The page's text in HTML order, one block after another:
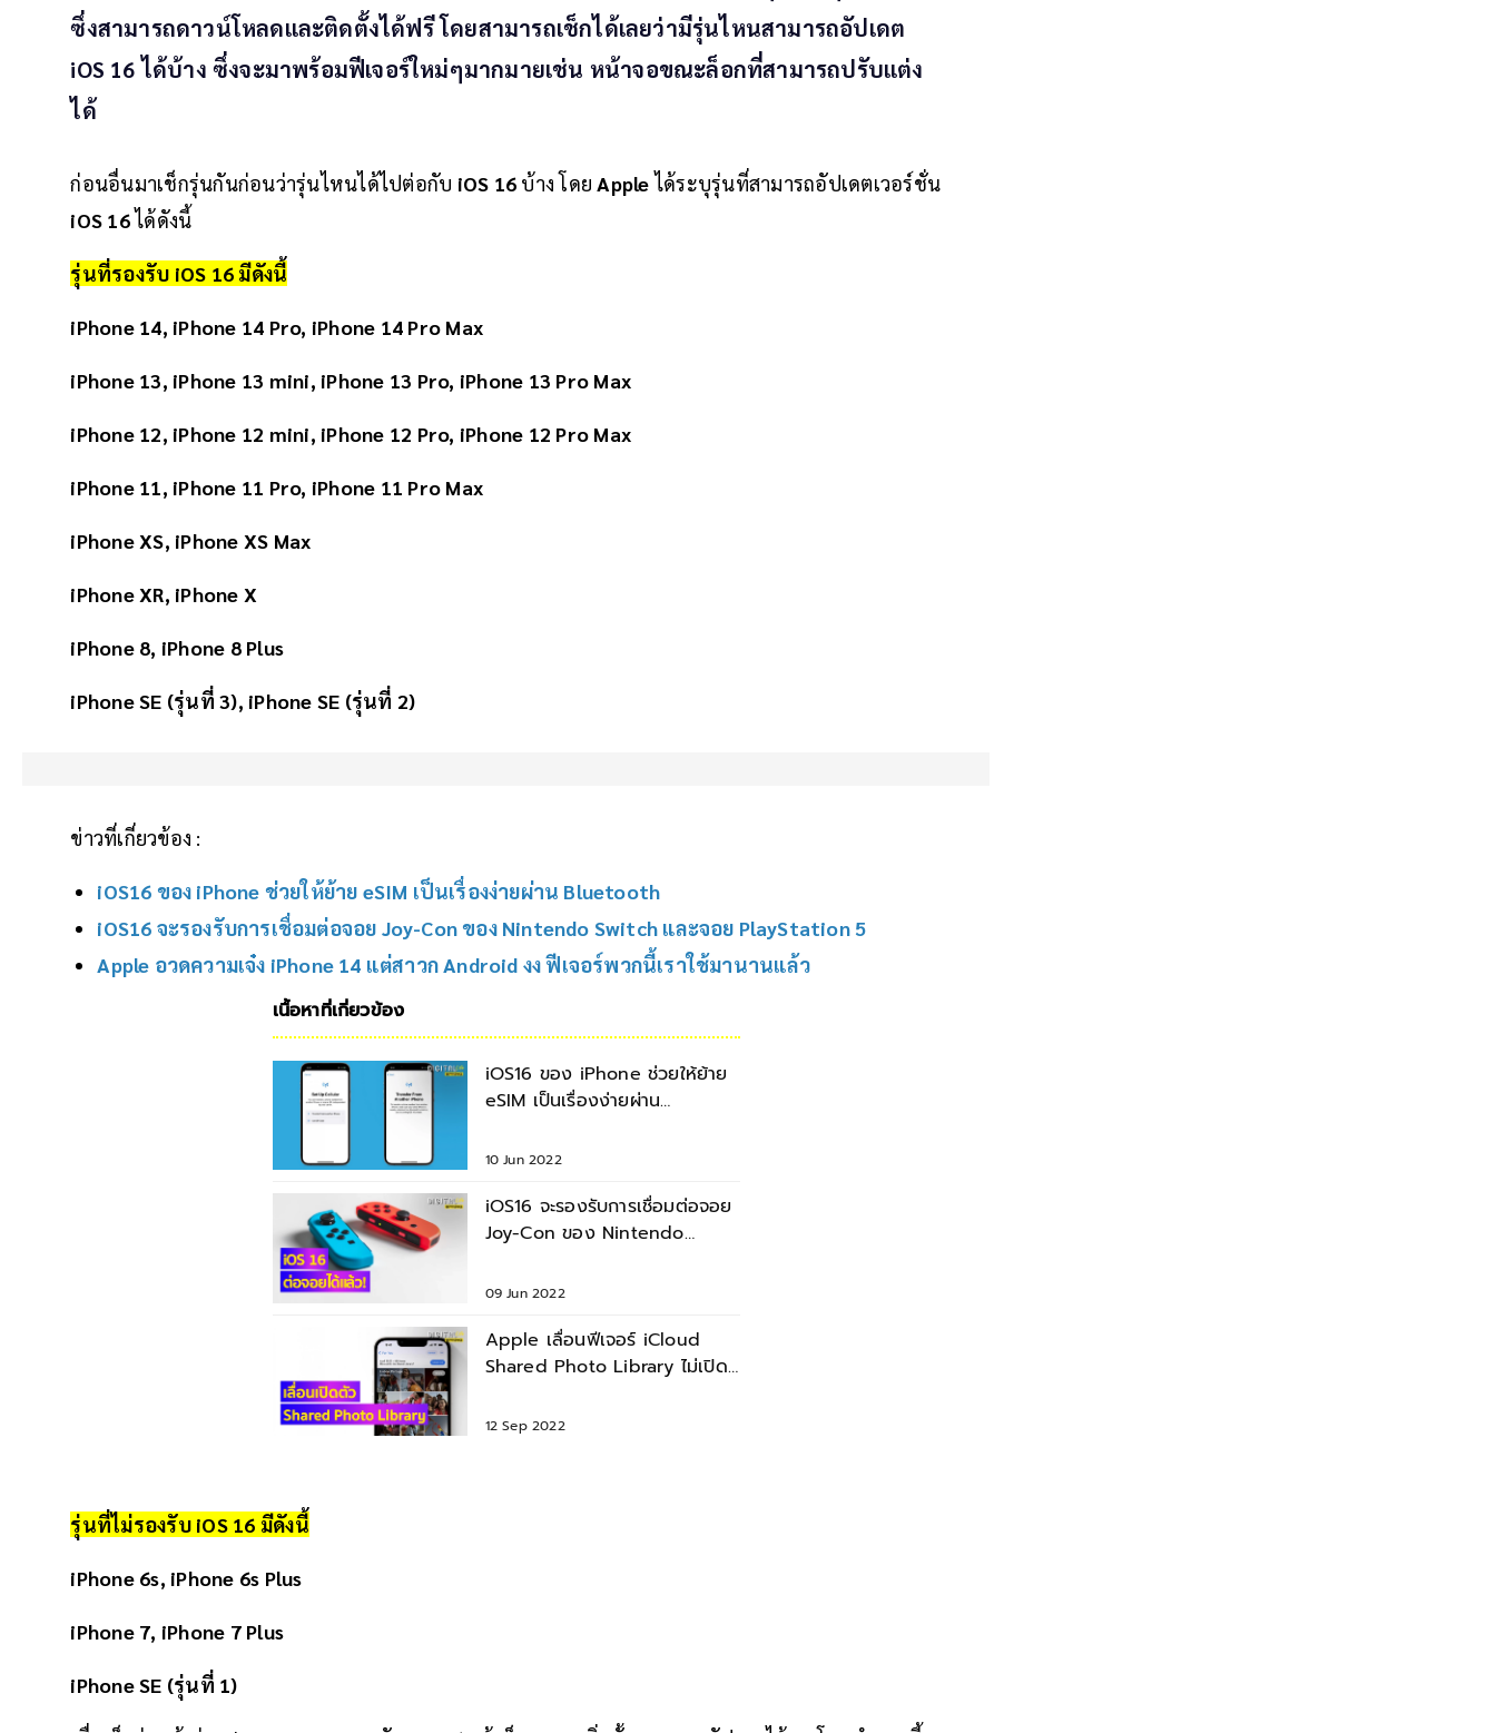
ซึ่งสามารถดาวน์โหลดและติดตั้งได้ฟรี โดยสามารถเช็กได้เลยว่ามีรุ่นไหนสามารถอัปเดต
iOS 16 ได้บ้าง ซึ่งจะมาพร้อมฟีเจอร์ใหม่ๆมากมายเช่น หน้าจอขณะล็อกที่สามารถปรับแต่ง
ได้
ก่อนอื่นมาเช็กรุ่นกันก่อนว่ารุ่นไหนได้ไปต่อกับ iOS 16 บ้าง โดยApple ได้ระบุรุ่นที่สามารถอัปเดตเวอร์ชั่น
iOS 16ได้ดังนี้
รุ่นที่รองรับ iOS 16 มีดังนี้
iPhone 14, iPhone 14 Pro, iPhone 14 Pro Max
iPhone 13, iPhone 13 mini, iPhone 13 Pro, iPhone 13 Pro Max
iPhone 12, iPhone 12 mini, iPhone 12 Pro, iPhone 12 Pro Max
iPhone 11, iPhone 11 Pro, iPhone 11 Pro Max
iPhone XS, iPhone XS Max
iPhone XR, iPhone X
iPhone 8, iPhone 8 Plus
iPhone SE (รุ่นที่ 3), iPhone SE (รุ่นที่ 2)
ข่าวที่เกี่ยวข้อง :
iOS16 ของ iPhone ช่วยให้ย้าย eSIM เป็นเรื่องง่ายผ่าน Bluetooth
iOS16 จะรองรับการเชื่อมต่อจอย Joy-Con ของ Nintendo Switch และจอย PlayStation 5
Apple อวดความเจ๋ง iPhone 14 แต่สาวก Android งง ฟีเจอร์พวกนี้เราใช้มานานแล้ว
เนื้อหาที่เกี่ยวข้อง
iOS16 ของ iPhone ช่วยให้ย้าย
eSIM เป็นเรื่องง่ายผ่าน
10 Jun 2022
iOS16 จะรองรับการเชื่อมต่อจอย
Joy-Con ของ Nintendo
09 Jun 2022
Apple เลื่อนฟีเจอร์ iCloud
Shared Photo Library ไม่เปิด
12 Sep 2022
รุ่นที่ไม่รองรับ iOS 16 มีดังนี้
iPhone 6s, iPhone 6s Plus
iPhone 7, iPhone 7 Plus
iPhone SE (รุ่นที่ 1)